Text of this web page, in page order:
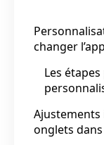
changer
Les
Ajustements
onglets